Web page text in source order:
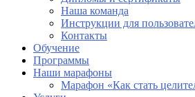
Наша команда
Инструкции для
Контакты
Обучение
Программы
Наши марафоны
Марафон «Как стать